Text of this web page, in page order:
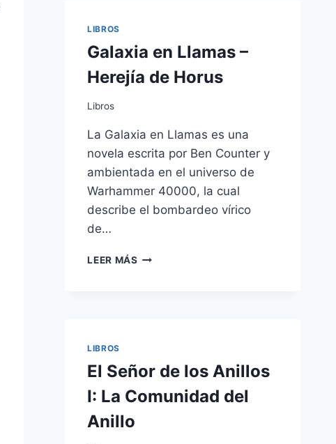
LIBROS
Galaxia en Llamas –
Herejía de Horus
Libros
La Galaxia en Llamas es una
novela escrita por Ben Counter y
ambientada en el universo de
Warhammer 40000, la cual
describe el bombardeo vírico
de…
LEER MÁS GALAXIA
LIBROS
El Señor de los Anillos
I: La Comunidad del
Anillo